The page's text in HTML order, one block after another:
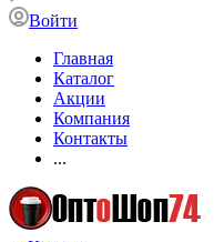
Войти
Главная
Каталог
Акции
Компания
Контакты
...